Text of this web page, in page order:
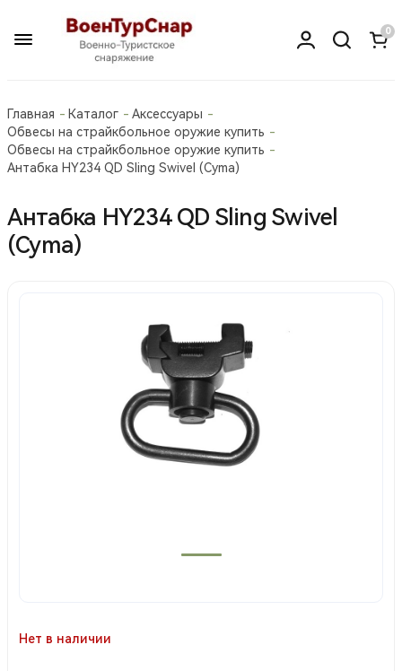
0
Главная Каталог
Аксессуары
Обвесы на страйкбольное оружие купить
Обвесы на страйкбольное оружие купить
Антабка HY234 QD Sling Swivel (Cyma)
Антабка HY234 QD Sling Swivel
(Cyma)
Нет в наличии